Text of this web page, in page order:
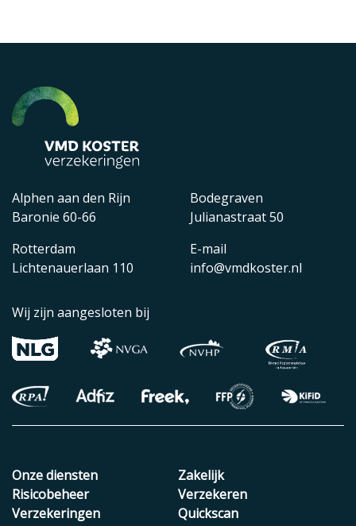
Alphen aan den Rijn
Baronie 60-66
Rotterdam
Lichtenauerlaan 110
Bodegraven
Julianastraat 50
E-mail
info@vmdkoster.nl
Wij zijn aangesloten bij
Onze diensten
Risicobeheer
Verzekeringen
Zakelijk
Verzekeren
Quickscan